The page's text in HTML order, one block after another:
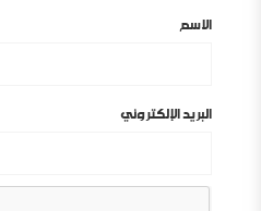
الاسم
البريد الإلكتروني